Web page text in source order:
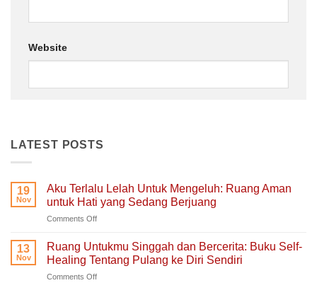
Website
LATEST POSTS
19
Nov
Aku Terlalu Lelah Untuk Mengeluh: Ruang Aman
untuk Hati yang Sedang Berjuang
Comments Offon
Terlalu
Untuk
Mengeluh:
13
Nov
Ruang Untukmu Singgah dan Bercerita: Buku Self-
Healing Tentang Pulang ke Diri Sendiri
Comments Offon